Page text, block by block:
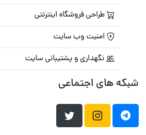
طراحی فروشگاه اینترنتی
امنیت وب سایت
نگهداری و پشتیبانی سایت
شبکه های اجتماعی